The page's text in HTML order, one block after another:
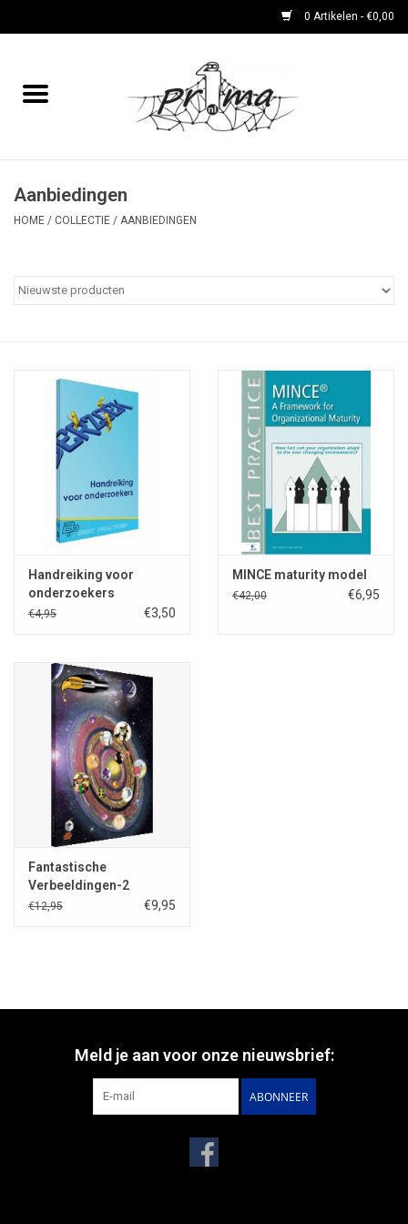
0 Artikelen - €0,00
Home
DVD's en CD's
Rare Dingetjes-reeks
Aanbiedingen
HOME / COLLECTIE / AANBIEDINGEN
Handreiking voor
onderzoekers
€4,95 €3,50
MINCE maturity model
€42,00 €6,95
Fantastische
Verbeeldingen-2
€12,95 €9,95
Meld je aan voor onze nieuwsbrief:
ABONNEER